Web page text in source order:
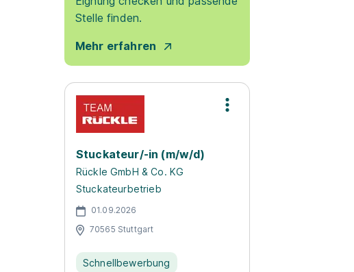
Stelle finden.
Mehr erfahren
Stuckateur/-in (m/w/d)
Rückle GmbH & Co. KG
Stuckateurbetrieb
01.09.2026
70565 Stuttgart
Schnellbewerbung